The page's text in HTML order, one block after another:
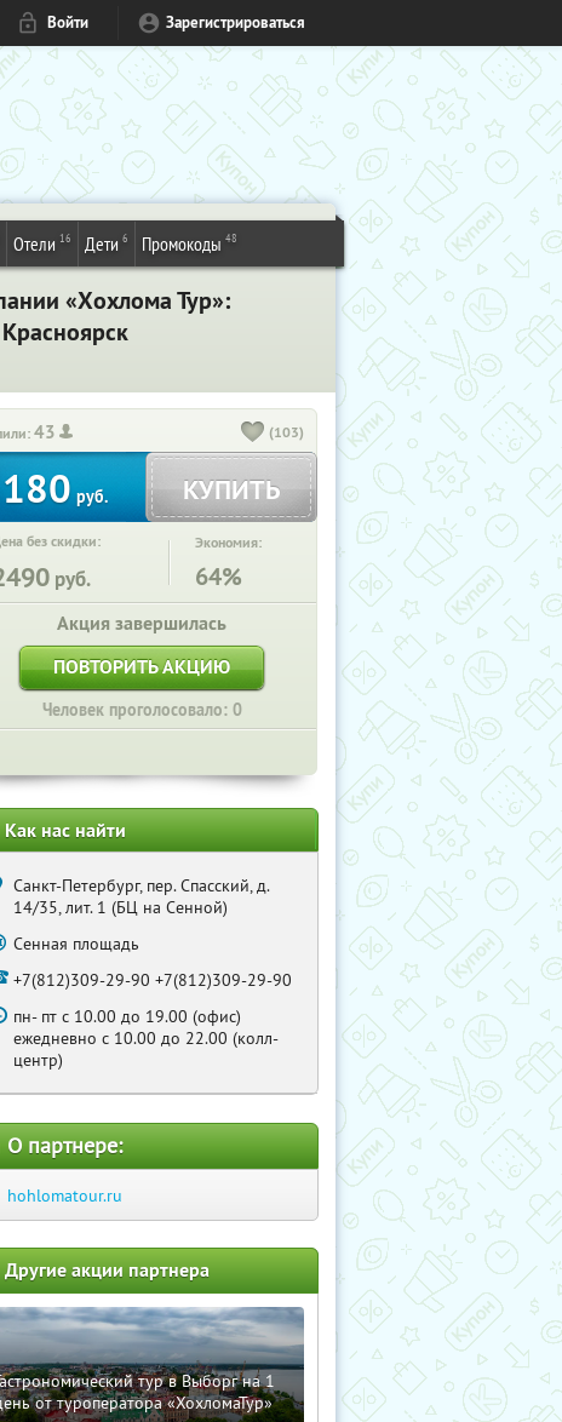
Войти Зарегистрироваться
Отели 16 Дети 6 Промокоды 48
«Хохлома Тур»:
43 (103)
180 руб. КУПИТЬ
без скидки:
руб.
Экономия:
64%
Акция завершилась
ПОВТОРИТЬ АКЦИЮ
Человек проголосовало: 0
Как нас найти
Санкт-Петербург, пер. Спасский, д.
14/35, лит. 1 (БЦ на Сенной)
Сенная площадь
+7(812)309-29-90 +7(812)309-29-90
пн- пт с 10.00 до 19.00 (офис)
ежедневно с 10.00 до 22.00 (колл-
центр)
О партнере:
hohlomatour.ru
Другие акции партнера
тур в Выборг на 1
от туроператора «ХохломаТур»